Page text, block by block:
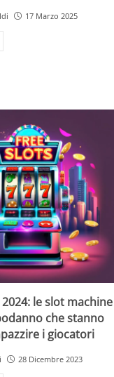
17 Marzo 2025
le slot machine
che stanno
i giocatori
28 Dicembre 2023